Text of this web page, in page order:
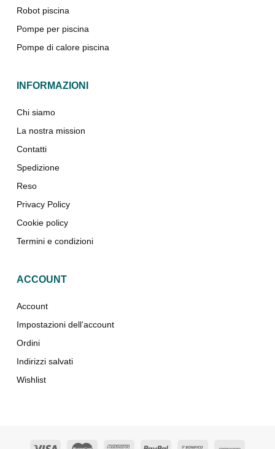
Robot piscina
Pompe per piscina
Pompe di calore piscina
INFORMAZIONI
Chi siamo
La nostra mission
Contatti
Spedizione
Reso
Privacy Policy
Cookie policy
Termini e condizioni
ACCOUNT
Account
Impostazioni dell’account
Ordini
Indirizzi salvati
Wishlist